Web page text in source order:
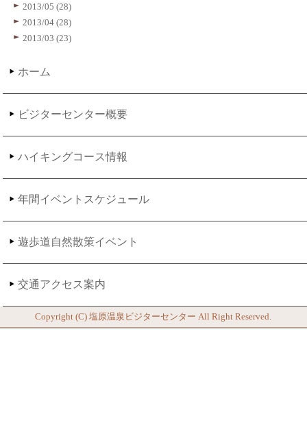
2013/05 (28)
2013/04 (28)
2013/03 (23)
ホーム
ビジターセンター概要
ハイキングコース情報
年間イベントスケジュール
遊歩道自然散策イベント
交通アクセス案内
Copyright (C)塩原温泉ビジターセンター All Right Reserved.